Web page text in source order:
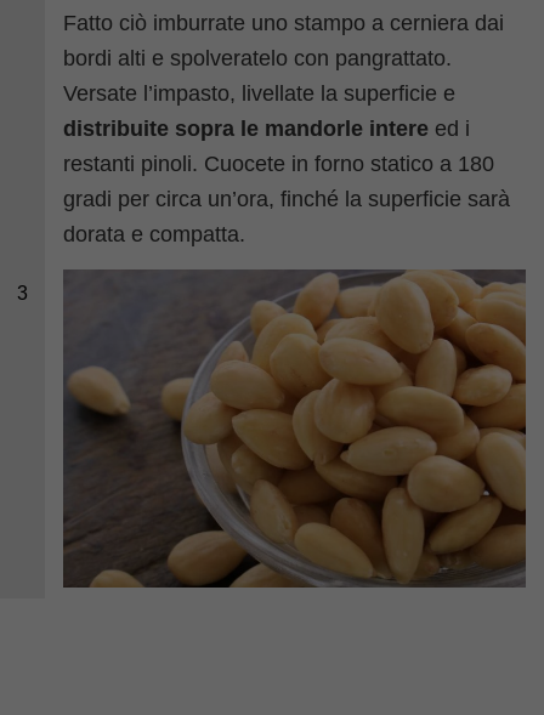
3
Fatto ciò imburrate uno stampo a cerniera dai
bordi alti e spolveratelo con pangrattato.
Versate l’impasto, livellate la superficie e
distribuite sopra le mandorle intere ed i
restanti pinoli. Cuocete in forno statico a 180
gradi per circa un’ora, finché la superficie sarà
dorata e compatta.